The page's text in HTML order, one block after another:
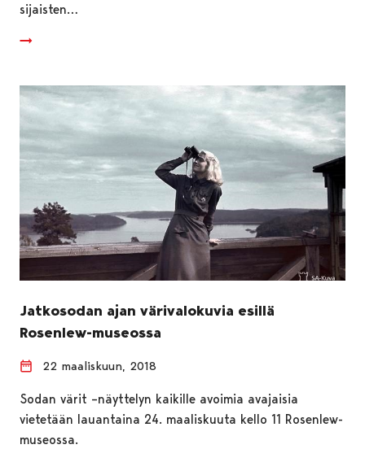
sijaisten…
Jatkosodan ajan värivalokuvia esillä
Rosenlew-museossa
22 maaliskuun, 2018
Sodan värit –näyttelyn kaikille avoimia avajaisia
vietetään lauantaina 24. maaliskuuta kello 11 Rosenlew-
museossa.